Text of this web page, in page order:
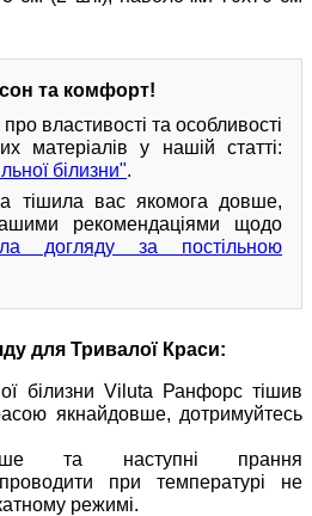
та комфорт!
властивості та особливості
матеріалів у нашій статті:
білизни".
тішила вас якомога довше,
рекомендаціями щодо
догляду за постільною
для Тривалої Краси:
білизни Viluta Ранфорс тішив
якнайдовше, дотримуйтесь
та наступні прання
при температурі не
режимі.